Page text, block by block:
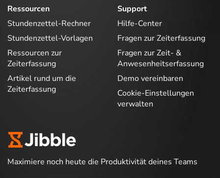
Ressourcen
Stundenzettel-Rechner
Stundenzettel-Vorlagen
Ressourcen zur
Zeiterfassung
Artikel rund um die
Zeiterfassung
Support
Hilfe-Center
Fragen zur Zeiterfassung
Fragen zur Zeit- &
Anwesenheitserfassung
Demo vereinbaren
Cookie-Einstellungen
verwalten
Maximiere noch heute die Produktivität deines Teams